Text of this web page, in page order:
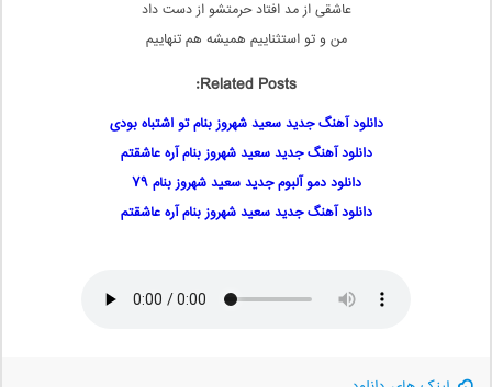
عاشقی از مد افتاد حرمتشو از دست داد
من و تو استثناییم همیشه هم تنهاییم
Related Posts:
دانلود آهنگ جدید سعید شهروز بنام تو اشتباه بودی
دانلود آهنگ جدید سعید شهروز بنام آره عاشقتم
دانلود دمو آلبوم جدید سعید شهروز بنام ۷۹
دانلود آهنگ جدید سعید شهروز بنام آره عاشقتم